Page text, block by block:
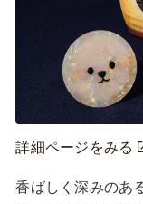
詳細ページをみる
香ばしく深みのあ